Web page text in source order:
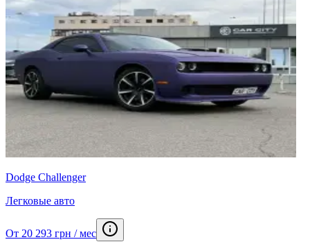
Dodge Challenger
Легковые авто
От 20 293 грн / мес